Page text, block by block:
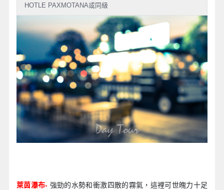
HOTLE PAXMOTANA或同級
萊茵瀑布- 強勁的水勢和衝激四散的霧氣，這裡可世魄力十足